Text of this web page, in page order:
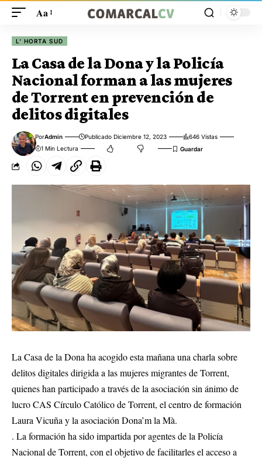
Aa
L' HORTA SUD
La Casa de la Dona y la Policía
Nacional forman a las mujeres
de Torrent en prevención de
delitos digitales
PorAdmin Publicado Diciembre 12, 2023
646 Vistas
1 Min Lectura
La Casa de la Dona ha acogido esta mañana una charla sobre
delitos digitales dirigida a las mujeres migrantes de Torrent,
quienes han participado a través de la asociación sin ánimo de
lucro CAS Círculo Católico de Torrent, el centro de formación
Laura Vicuña y la asociación Dona’m la Mà.
. La formación ha sido impartida por agentes de la Policía
Nacional de Torrent, con el objetivo de facilitarles el acceso a